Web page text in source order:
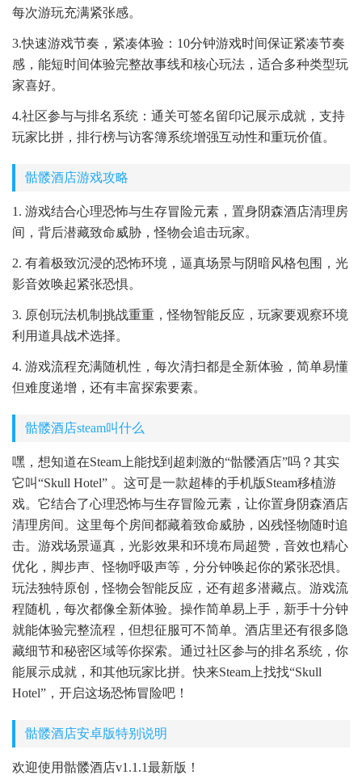
每次游玩充满紧张感。
3.快速游戏节奏，紧凑体验：10分钟游戏时间保证紧凑节奏
感，能短时间体验完整故事线和核心玩法，适合多种类型玩
家喜好。
4.社区参与与排名系统：通关可签名留印记展示成就，支持
玩家比拼，排行榜与访客簿系统增强互动性和重玩价值。
骷髅酒店游戏攻略
1. 游戏结合心理恐怖与生存冒险元素，置身阴森酒店清理房
间，背后潜藏致命威胁，怪物会追击玩家。
2. 有着极致沉浸的恐怖环境，逼真场景与阴暗风格包围，光
影音效唤起紧张恐惧。
3. 原创玩法机制挑战重重，怪物智能反应，玩家要观察环境
利用道具战术选择。
4. 游戏流程充满随机性，每次清扫都是全新体验，简单易懂
但难度递增，还有丰富探索要素。
骷髅酒店steam叫什么
嘿，想知道在Steam上能找到超刺激的“骷髅酒店”吗？其实
它叫“Skull Hotel” 。这可是一款超棒的手机版Steam移植游
戏。它结合了心理恐怖与生存冒险元素，让你置身阴森酒店
清理房间。这里每个房间都藏着致命威胁，凶残怪物随时追
击。游戏场景逼真，光影效果和环境布局超赞，音效也精心
优化，脚步声、怪物呼吸声等，分分钟唤起你的紧张恐惧。
玩法独特原创，怪物会智能反应，还有超多潜藏点。游戏流
程随机，每次都像全新体验。操作简单易上手，新手十分钟
就能体验完整流程，但想征服可不简单。酒店里还有很多隐
藏细节和秘密区域等你探索。通过社区参与的排名系统，你
能展示成就，和其他玩家比拼。快来Steam上找找“Skull
Hotel”，开启这场恐怖冒险吧！
骷髅酒店安卓版特别说明
欢迎使用骷髅酒店v1.1.1最新版！